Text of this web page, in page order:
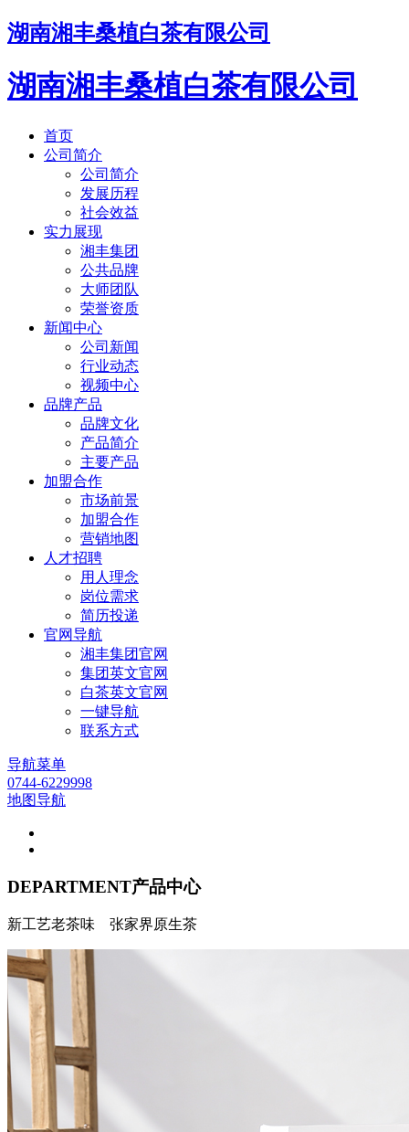
湖南湘丰桑植白茶有限公司
湖南湘丰桑植白茶有限公司
首页
公司简介
公司简介
发展历程
社会效益
实力展现
湘丰集团
公共品牌
大师团队
荣誉资质
新闻中心
公司新闻
行业动态
视频中心
品牌产品
品牌文化
产品简介
主要产品
加盟合作
市场前景
加盟合作
营销地图
人才招聘
用人理念
岗位需求
简历投递
官网导航
湘丰集团官网
集团英文官网
白茶英文官网
一键导航
联系方式
导航菜单
0744-6229998
地图导航
DEPARTMENT产品中心
新工艺老茶味 张家界原生茶